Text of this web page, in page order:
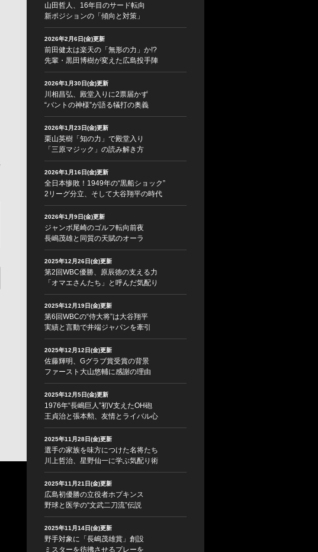
山田哲人、16年目のサード転向
新ポジションの「傾向と対策」
2026年2月6日(金)更新
前田健太は楽天の「無形の力」か!?
先輩・黒田博樹が変えた広島投手陣
2026年1月30日(金)更新
川相昌弘、殿堂入りに2票届かず
“バントの神様”が語る犠打の奥義
2026年1月23日(金)更新
栗山英樹「知の力」で殿堂入り
「三原マジック」の読み解き方
2026年1月16日(金)更新
全日本惨敗！1949年の“黒船ショック”
2リーグ分立、そして大谷翔平の時代
2026年1月9日(金)更新
ジャンボ尾崎のゴルフ転向前夜
長嶋茂雄と同質の天賦のオーラ
2025年12月26日(金)更新
第2回WBC優勝、原辰徳の支える力
「オマエさんたち」と呼んだ気配り
2025年12月19日(金)更新
第6回WBCの“侍大将”は大谷翔平
実績と言動で井端ジャパンを牽引
2025年12月12日(金)更新
佐藤輝明、Gグラブ賞受賞の背景
ファースト大山悠輔に感謝の理由
2025年12月5日(金)更新
1976年“長嶋巨人”初V支えたOH砲
王貞治と張本勲、友情とライバル心
2025年11月28日(金)更新
選手の家族を味方につけた名将たち
川上哲治、星野仙一に学ぶ気配り術
2025年11月21日(金)更新
広島初優勝の立役者ホプキンス
野球と医学の“文武二刀流”伝説
2025年11月14日(金)更新
野手対象に「長嶋茂雄賞」創設
ミスターを彷彿させるプレーを